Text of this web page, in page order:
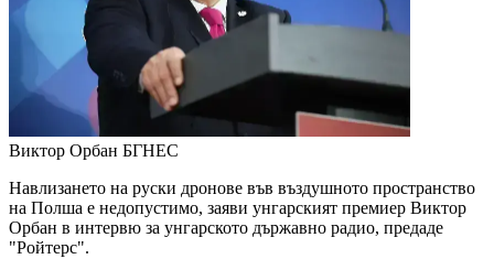
Виктор Орбан БГНЕС
Навлизането на руски дронове във въздушното пространство
на Полша е недопустимо, заяви унгарският премиер Виктор
Орбан в интервю за унгарското държавно радио, предаде
"Ройтерс".